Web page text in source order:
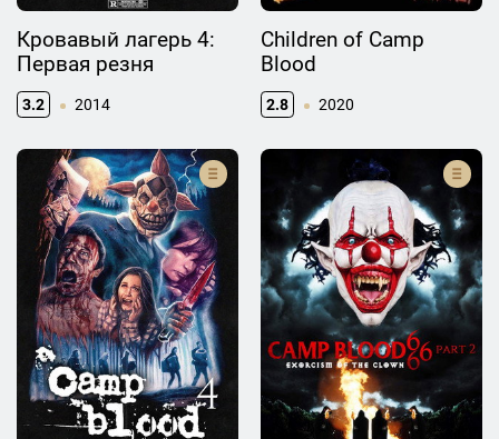
Кровавый лагерь 4:
Первая резня
3.2 2014
Children of Camp
Blood
2.8 2020